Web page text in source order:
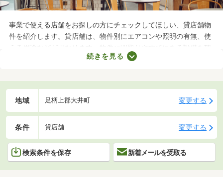
事業で使える店舗をお探しの方にチェックしてほしい、貸店舗物
件を紹介します。貸店舗は、物件別にエアコンや照明の有無、使
える用途などが異なります。物件の間取りやすでにある設備を確
認したうえで、内見を申し込むことがおすすめです。店舗の家賃
しょう。
続きを見る
地域 足柄上郡大井町 変更する
条件 貸店舗 変更する
検索条件を保存 新着メールを受取る